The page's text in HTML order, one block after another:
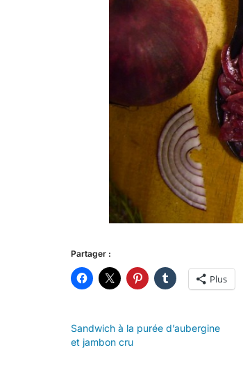
Partager :
Plus
Sandwich à la purée d’aubergine
et jambon cru